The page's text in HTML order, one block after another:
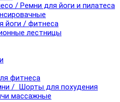
/ Ремни для йоги и пилатеса
йоги / фитнеса
лестницы
фитнеса
/ Шорты для похудения
массажные